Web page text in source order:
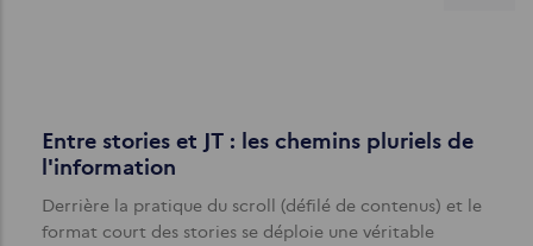
Entre stories et JT : les chemins pluriels de
l'information
Derrière la pratique du scroll (défilé de contenus) et le
format court des stories se déploie une véritable